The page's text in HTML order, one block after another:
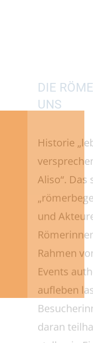
und
Rahmen
Events
aufleben
daran
stellen in
möglichst
erbauen
Vorbild, sie